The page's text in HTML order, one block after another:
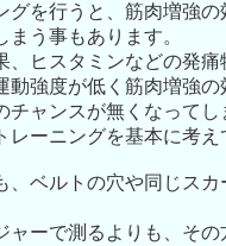
グを行うと、筋肉増強
う事もあります。
、ヒスタミンなどの発
動強度が低く筋肉増強
チャンスが無くなって
レーニングを基本に考え
、ベルトの穴や同じス
ャーで測るよりも、そ